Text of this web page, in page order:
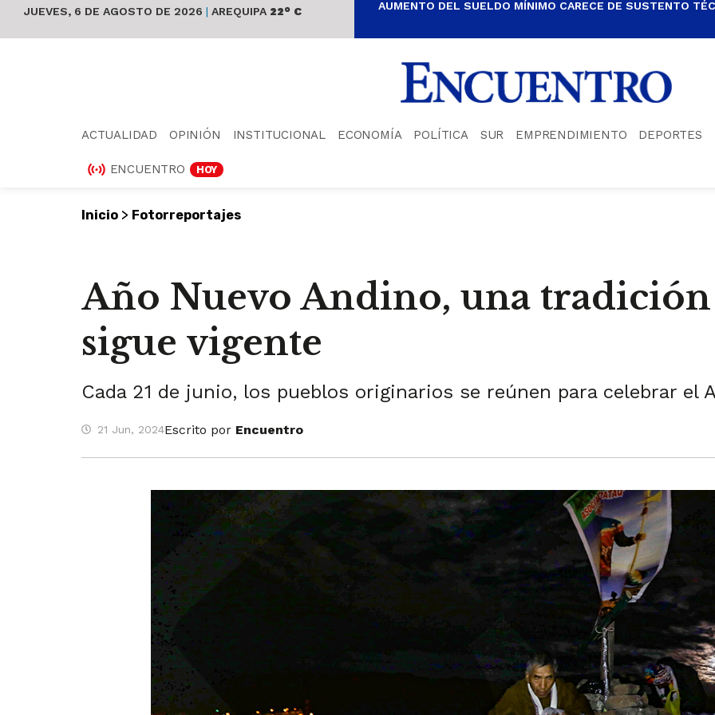
JUEVES, 6 DE AGOSTO DE 2026 | AREQUIPA 22° C AUMENTO DEL SUELDO MÍNIMO CARECE DE SUSTENTO
ACTUALIDAD OPINIÓN INSTITUCIONAL ECONOMÍA POLÍTICA SUR EMPRENDIMIENTO DEPORTES
ENCUENTRO HOY
Inicio > Fotorreportajes
Año Nuevo Andino, una
sigue vigente
Cada 21 de junio, los pueblos originarios se reúnen para celebrar el
21 Jun, 2024Escrito por Encuentro